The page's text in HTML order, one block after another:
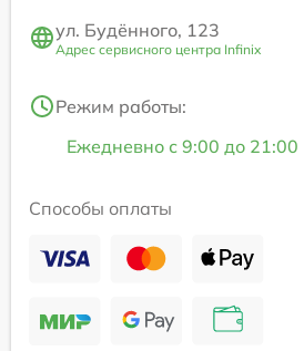
ул. Будённого, 123
Адрес сервисного центра Infinix
Режим работы:
Ежедневно с 9:00 до 21:00
Способы оплаты